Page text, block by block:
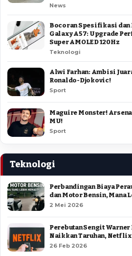
News
Bocoran Spesifikasi dan
Galaxy A57: Upgrade
Super AMOLED 120Hz
Teknologi
Alwi Farhan: Ambisi
Ronaldo-Djokovic!
Sport
Maguire Monster!
MU!
Sport
Teknologi
Perbandingan Biaya
dan Motor Bensin, Mana
2 Mei 2026
Perebutan Sengit
Naikkan Taruhan, Netflix
26 Feb 2026